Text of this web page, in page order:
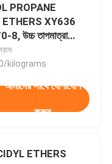
PROPANE
ETHERS XY636
উচ্চ তাপমাত্রা
উচ্চ তাপমাত্রা
ইপোক্সি লেপ, মাল্টি
kilograms
আমাদের সাথে যোগাযোগ
করুন
ETHERS